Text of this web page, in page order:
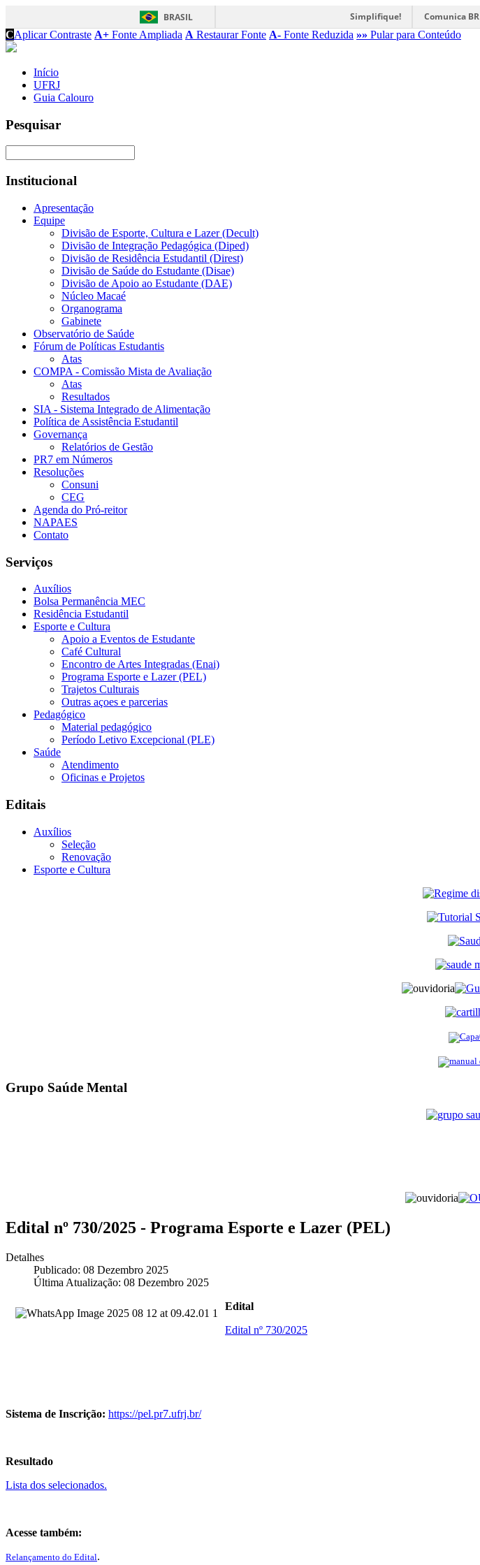
BRASIL Simplifique! Comunica BR
CAplicar Contraste A+ Fonte Ampliada A Restaurar Fonte A- Fonte Reduzida »» Pular para Conteúdo
Início
UFRJ
Guia Calouro
Pesquisar
Institucional
Apresentação
Equipe
Divisão de Esporte, Cultura e Lazer (Decult)
Divisão de Integração Pedagógica (Diped)
Divisão de Residência Estudantil (Direst)
Divisão de Saúde do Estudante (Disae)
Divisão de Apoio ao Estudante (DAE)
Núcleo Macaé
Organograma
Gabinete
Observatório de Saúde
Fórum de Políticas Estudantis
Atas
COMPA - Comissão Mista de Avaliação
Atas
Resultados
SIA - Sistema Integrado de Alimentação
Política de Assistência Estudantil
Governança
Relatórios de Gestão
PR7 em Números
Resoluções
Consuni
CEG
Agenda do Pró-reitor
NAPAES
Contato
Serviços
Auxílios
Bolsa Permanência MEC
Residência Estudantil
Esporte e Cultura
Apoio a Eventos de Estudante
Café Cultural
Encontro de Artes Integradas (Enai)
Programa Esporte e Lazer (PEL)
Trajetos Culturais
Outras açoes e parcerias
Pedagógico
Material pedagógico
Período Letivo Excepcional (PLE)
Saúde
Atendimento
Oficinas e Projetos
Editais
Auxílios
Seleção
Renovação
Esporte e Cultura
Grupo Saúde Mental
Edital nº 730/2025 - Programa Esporte e Lazer (PEL)
Detalhes
Publicado: 08 Dezembro 2025
Última Atualização: 08 Dezembro 2025
Edital
Edital nº 730/2025
Sistema de Inscrição: https://pel.pr7.ufrj.br/
Resultado
Lista dos selecionados.
Acesse também:
Relançamento do Edital.